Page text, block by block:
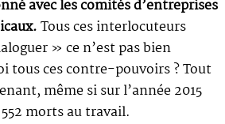
avec les comités d’entreprises
Tous ces interlocuteurs
» ce n’est pas bien
tous ces contre-pouvoirs ? Tout
même si sur l’année 2015
morts au travail.